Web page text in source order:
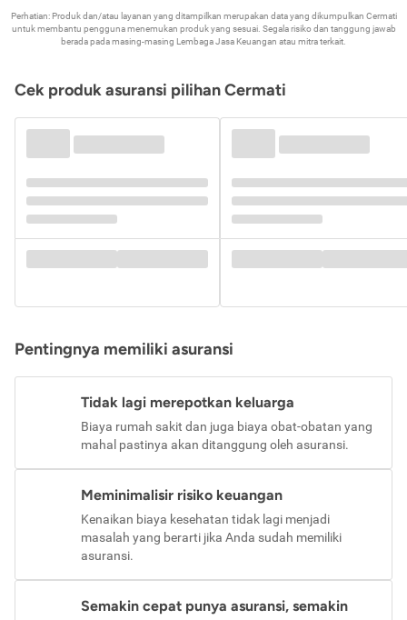
Perhatian: Produk dan/atau layanan yang ditampilkan merupakan data yang dikumpulkan Cermati
untuk membantu pengguna menemukan produk yang sesuai. Segala risiko dan tanggung jawab
berada pada masing-masing Lembaga Jasa Keuangan atau mitra terkait.
Cek produk asuransi pilihan Cermati
Pentingnya memiliki asuransi
Tidak lagi merepotkan keluarga
Biaya rumah sakit dan juga biaya obat-obatan yang
mahal pastinya akan ditanggung oleh asuransi.
Meminimalisir risiko keuangan
Kenaikan biaya kesehatan tidak lagi menjadi
masalah yang berarti jika Anda sudah memiliki
asuransi.
Semakin cepat punya asuransi, semakin